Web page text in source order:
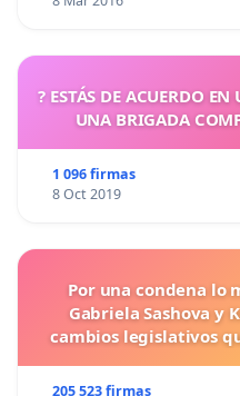
? ESTÁS DE ACUERDO
UNA BRIGADA
1 096 firmas
8 Oct 2019
Por una condena lo
Gabriela Sashova y
cambios legislativos
205 523 firmas